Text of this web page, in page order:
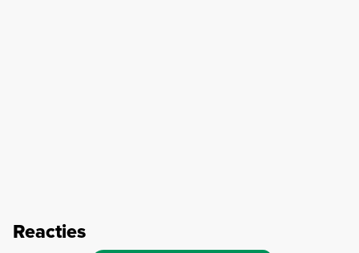
Reacties